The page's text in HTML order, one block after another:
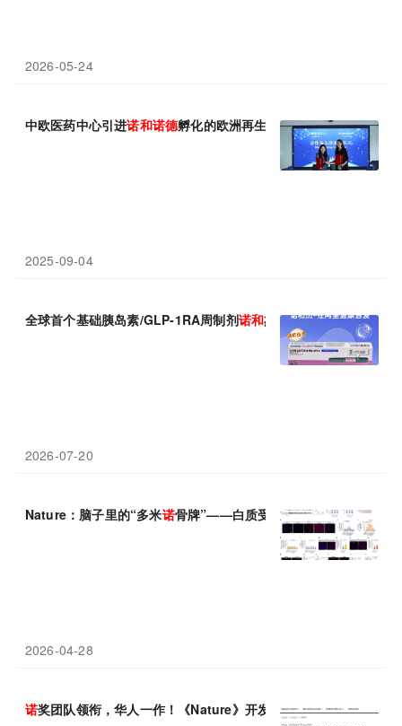
2026-05-24
中欧医药中心引进诺和诺德孵化的欧洲再生疗法公司Stimuliver，
2025-09-04
全球首个基础胰岛素/GLP-1RA周制剂诺和杰在中国率先上市，已
2026-07-20
Nature：脑子里的“多米诺骨牌”——白质受损，灰质遭殃，修复才
2026-04-28
诺奖团队领衔，华人一作！《Nature》开发新型CRISPR工具，精